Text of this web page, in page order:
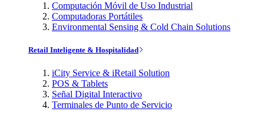
Computación Móvil de Uso Industrial
Computadoras Portátiles
Environmental Sensing & Cold Chain Solutions
Retail Inteligente & Hospitalidad
iCity Service & iRetail Solution
POS & Tablets
Señal Digital Interactivo
Terminales de Punto de Servicio